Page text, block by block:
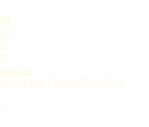
Gebzeli Caddesi No:35-A